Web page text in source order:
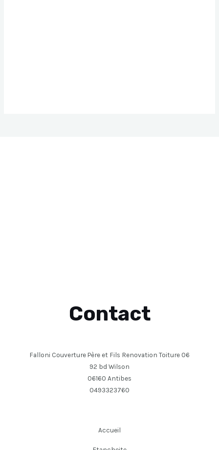
Contact
Falloni Couverture Père et Fils Renovation Toiture 06
92 bd Wilson
06160 Antibes
0493323760
Accueil